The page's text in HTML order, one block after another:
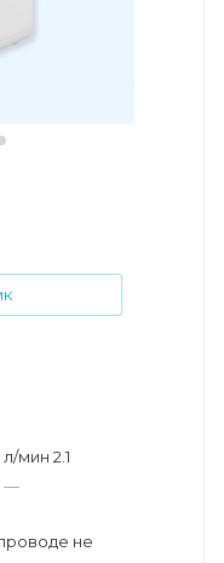
мин 2.1
—
не